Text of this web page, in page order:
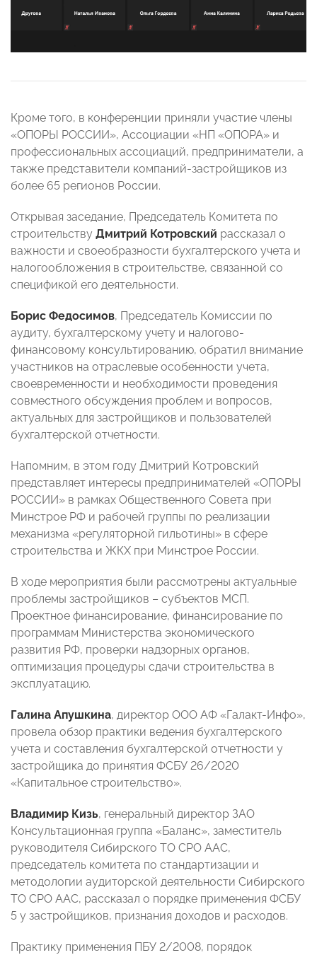
Кроме того, в конференции приняли участие члены
«ОПОРЫ РОССИИ», Ассоциации «НП «ОПОРА» и
профессиональных ассоциаций, предприниматели, а
также представители компаний-застройщиков из
более 65 регионов России.
Открывая заседание, Председатель Комитета по
строительству Дмитрий Котровский рассказал о
важности и своеобразности бухгалтерского учета и
налогообложения в строительстве, связанной со
спецификой его деятельности.
Борис Федосимов, Председатель Комиссии по
аудиту, бухгалтерскому учету и налогово-
финансовому консультированию, обратил внимание
участников на отраслевые особенности учета,
своевременности и необходимости проведения
совместного обсуждения проблем и вопросов,
актуальных для застройщиков и пользователей
бухгалтерской отчетности.
Напомним, в этом году Дмитрий Котровский
представляет интересы предпринимателей «ОПОРЫ
РОССИИ» в рамках Общественного Совета при
Минстрое РФ и рабочей группы по реализации
механизма «регуляторной гильотины» в сфере
строительства и ЖКХ при Минстрое России.
В ходе мероприятия были рассмотрены актуальные
проблемы застройщиков – субъектов МСП.
Проектное финансирование, финансирование по
программам Министерства экономического
развития РФ, проверки надзорных органов,
оптимизация процедуры сдачи строительства в
эксплуатацию.
Галина Апушкина, директор ООО АФ «Галакт-Инфо»,
провела обзор практики ведения бухгалтерского
учета и составления бухгалтерской отчетности у
застройщика до принятия ФСБУ 26/2020
«Капитальное строительство».
Владимир Кизь, генеральный директор ЗАО
Консультационная группа «Баланс», заместитель
руководителя Сибирского ТО СРО ААС,
председатель комитета по стандартизации и
методологии аудиторской деятельности Сибирского
ТО СРО ААС, рассказал о порядке применения ФСБУ
5 у застройщиков, признания доходов и расходов.
Практику применения ПБУ 2/2008, порядок